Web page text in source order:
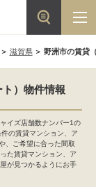
滋賀県 野洲市の賃貸
）物件情報
イズ店舗数ナンバー1の
の賃貸マンション、ア
、ご希望に合った間取
た賃貸マンション、ア
が見つかるようにお手